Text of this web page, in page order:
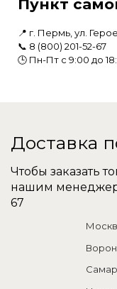
Пункт
📍 г. Пермь, ул.
📞 8 (800) 201-52-67
🕒 Пн-Пт с 9:00 до
Доставка
Чтобы заказать
нашим
67